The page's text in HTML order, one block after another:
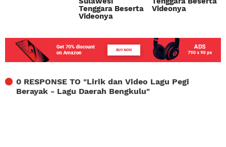
Tenggara Beserta
Videonya
Videonya
0 RESPONSE TO "Lirik dan Video Lagu Pegi
Berayak - Lagu Daerah Bengkulu"